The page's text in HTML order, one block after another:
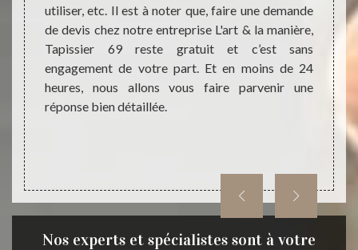
vont
à
utiliser, etc. Il est à noter que, faire une demande
de devis chez notre entreprise L'art & la manière,
Tapissier 69 reste gratuit et c’est sans
engagement de votre part. Et en moins de 24
heures, nous allons vous faire parvenir une
réponse bien détaillée.
à
Nos experts et spécialistes sont à votre